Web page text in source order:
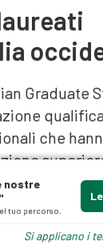
Graduate
che
Stato. Per
completato
studio a
nostre
tuo percorso.
Si applicano i